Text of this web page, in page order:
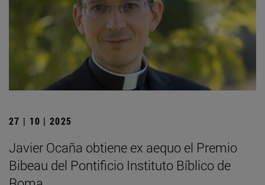
27 | 10 | 2025
Javier Ocaña obtiene ex aequo el Premio
Bibeau del Pontificio Instituto Bíblico de